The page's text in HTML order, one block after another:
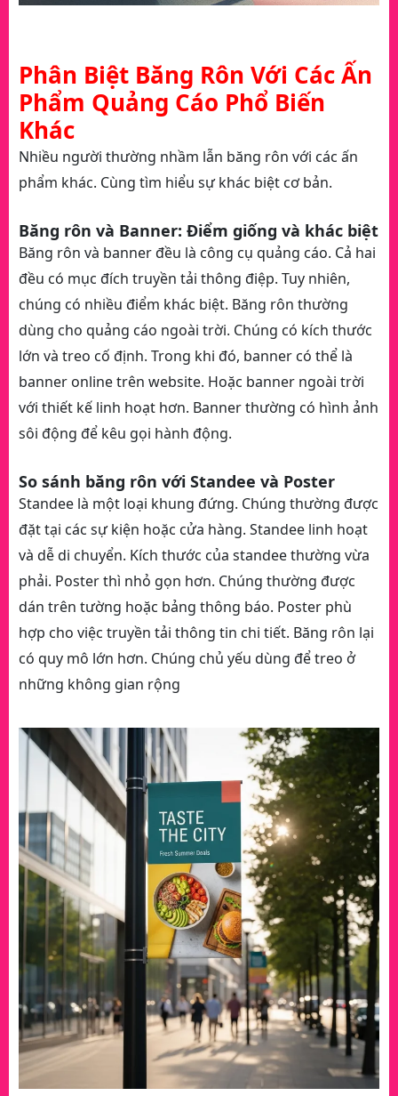
Phân Biệt Băng Rôn Với Các Ấn
Phẩm Quảng Cáo Phổ Biến
Khác
Nhiều người thường nhầm lẫn băng rôn với các ấn
phẩm khác. Cùng tìm hiểu sự khác biệt cơ bản.
Băng rôn và Banner: Điểm giống và khác biệt
Băng rôn và banner đều là công cụ quảng cáo. Cả hai
đều có mục đích truyền tải thông điệp. Tuy nhiên,
chúng có nhiều điểm khác biệt. Băng rôn thường
dùng cho quảng cáo ngoài trời. Chúng có kích thước
lớn và treo cố định. Trong khi đó, banner có thể là
banner online trên website. Hoặc banner ngoài trời
với thiết kế linh hoạt hơn. Banner thường có hình ảnh
sôi động để kêu gọi hành động.
So sánh băng rôn với Standee và Poster
Standee là một loại khung đứng. Chúng thường được
đặt tại các sự kiện hoặc cửa hàng. Standee linh hoạt
và dễ di chuyển. Kích thước của standee thường vừa
phải. Poster thì nhỏ gọn hơn. Chúng thường được
dán trên tường hoặc bảng thông báo. Poster phù
hợp cho việc truyền tải thông tin chi tiết. Băng rôn lại
có quy mô lớn hơn. Chúng chủ yếu dùng để treo ở
những không gian rộng